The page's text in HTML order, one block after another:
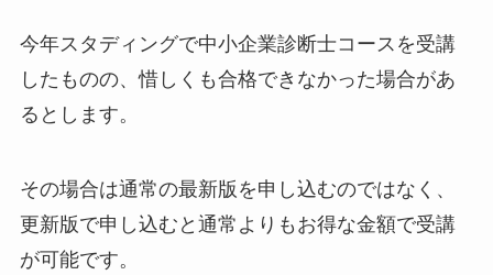
今年スタディングで中小企業診断士コースを受講
したものの、惜しくも合格できなかった場合があ
るとします。
その場合は通常の最新版を申し込むのではなく、
更新版で申し込むと通常よりもお得な金額で受講
が可能です。